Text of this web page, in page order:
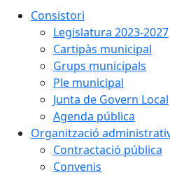
Consistori
Legislatura 2023-2027
Cartipàs municipal
Grups municipals
Ple municipal
Junta de Govern Local
Agenda pública
Organització
Contractació pública
Convenis